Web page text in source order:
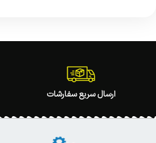
ارسال سریع سفارشات